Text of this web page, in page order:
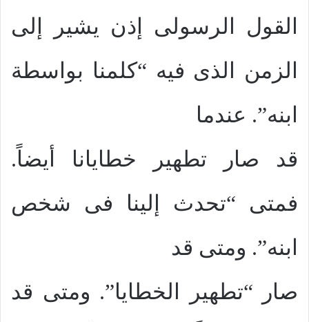
القول الرسولى إذن يشير إلى
الزمن الذى فيه “كلمنا بواسطة
ابنه”. عندما
قد صار تطهير خطايانا أيضاً.
فمتى “تحدث إلينا فى شخص
ابنه”. ومتى قد
صار “تطهير الخطايا”. ومتى قد